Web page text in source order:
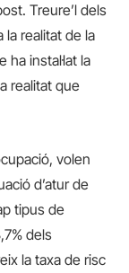
Treure’l dels
la realitat de la
instal·lat la
realitat que
volen
d’atur de
tipus de
dels
la taxa de risc